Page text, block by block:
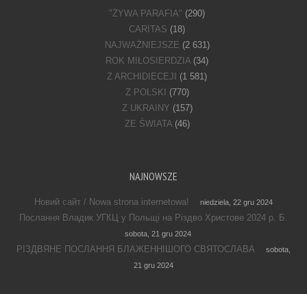
"ŻYWA PARAFIA" (290)
CARITAS (18)
NAJWAŻNIEJSZE (2 631)
ROK MIŁOSIERDZIA(34)
Z ARCHIDIECEJI
(1 581)
Z POLSKI
(770)
Z UKRAINY (157)
ZE ŚWIATA(46)
NAJNOWSZE
Новий сайт / Nowa strona internetowa! niedziela, 22 gru 2024
Послання Владик УГКЦ у Польщі на Різдво Христове 2024 р. Б.
sobota, 21 gru 2024
РІЗДВЯНЕ ПОСЛАННЯ БЛАЖЕННІШОГО СВЯТОСЛАВА
sobota,
21 gru 2024